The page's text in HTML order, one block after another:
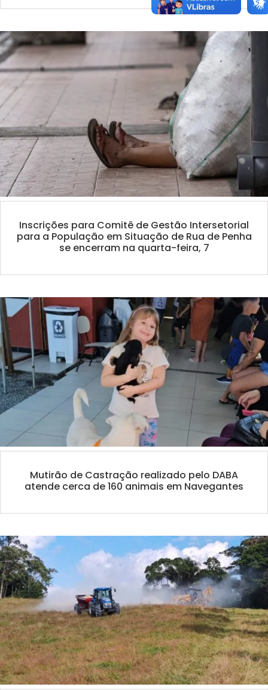
Inscrições para Comitê de Gestão Intersetorial
para a População em Situação de Rua de Penha
se encerram na quarta-feira, 7
Mutirão de Castração realizado pelo DABA
atende cerca de 160 animais em Navegantes